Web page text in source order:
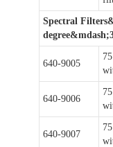
Spectral
640-9005
640-9006
640-9007